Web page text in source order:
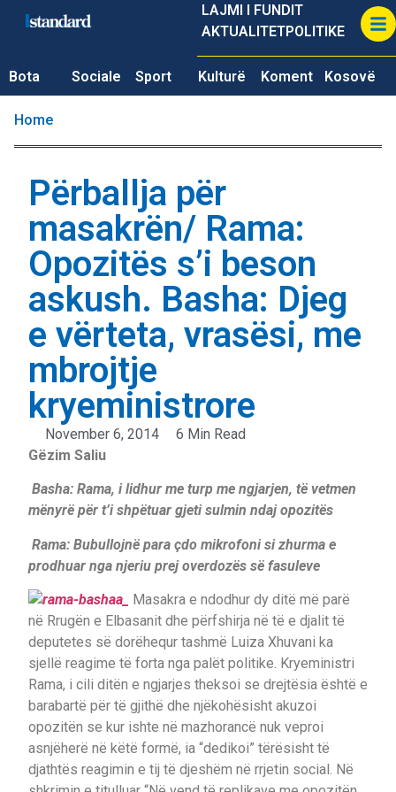
LAJMI I FUNDIT
AKTUALITETPOLITIKE
Bota Sociale Sport Kulturë Koment Kosovë
Home
Përballja për
masakrën/ Rama:
Opozitës s’i beson
askush. Basha: Djeg
e vërteta, vrasësi, me
mbrojtje
kryeministrore
November 6, 2014
6 Min Read
Gëzim Saliu
Basha: Rama, i lidhur me turp me ngjarjen, të vetmen
mënyrë për t’i shpëtuar gjeti sulmin ndaj opozitës
Rama: Bubullojnë para çdo mikrofoni si zhurma e
prodhuar nga njeriu prej overdozës së fasuleve
Masakra e ndodhur dy ditë më parë
në Rrugën e Elbasanit dhe përfshirja në të e djalit të
deputetes së dorëhequr tashmë Luiza Xhuvani ka
sjellë reagime të forta nga palët politike. Kryeministri
Rama, i cili ditën e ngjarjes theksoi se drejtësia është e
barabartë për të gjithë dhe njëkohësisht akuzoi
opozitën se kur ishte në mazhorancë nuk veproi
asnjëherë në këtë formë, ia “dedikoi” tërësisht të
djathtës reagimin e tij të djeshëm në rrjetin social. Në